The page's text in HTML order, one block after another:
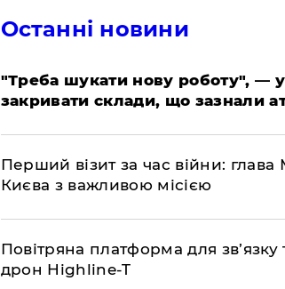
Останні новини
​"Треба шукати нову роботу", —
закривати склади, що зазнали
​Перший візит за час війни:
Києва з важливою місією
​Повітряна платформа для
дрон Highline-T